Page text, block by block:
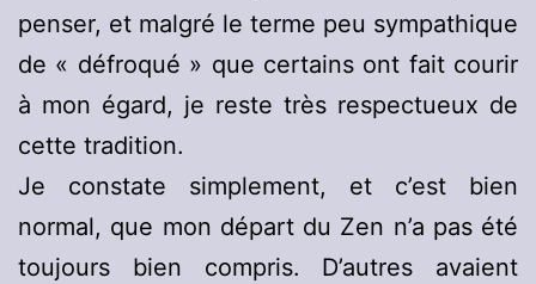
penser, et malgré le terme peu sympathique
de « défroqué » que certains ont fait courir
à mon égard, je reste très respectueux de
cette tradition.
Je constate simplement, et c’est bien
normal, que mon départ du Zen n’a pas été
toujours bien compris. D’autres avaient